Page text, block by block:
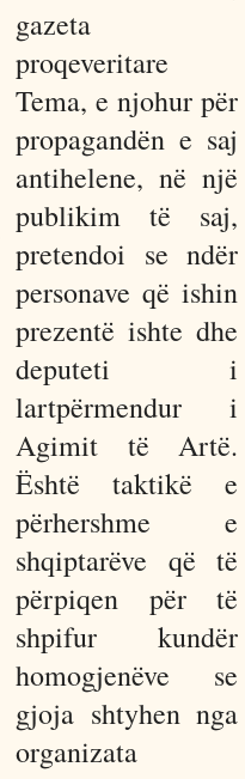
gazeta
proqeveritare
Tema, e njohur për
propagandën e saj
antihelene, në një
publikim të saj,
pretendoi se ndër
personave që ishin
prezentë ishte dhe
deputeti i
lartpërmendur i
Agimit të Artë.
Është taktikë e
përhershme e
shqiptarëve që të
përpiqen për të
shpifur kundër
homogjenëve se
gjoja shtyhen nga
organizata